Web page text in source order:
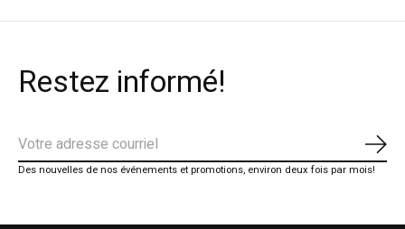
Restez informé!
Des nouvelles de nos événements et promotions, environ deux fois par mois!